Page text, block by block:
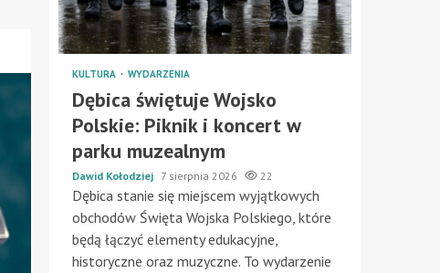
KULTURA WYDARZENIA
Dębica świętuje Wojsko
Polskie: Piknik i koncert w
parku muzealnym
Dawid Kołodziej 7 sierpnia 2026 22
Dębica stanie się miejscem wyjątkowych
obchodów Święta Wojska Polskiego, które
będą łączyć elementy edukacyjne,
historyczne oraz muzyczne. To wydarzenie